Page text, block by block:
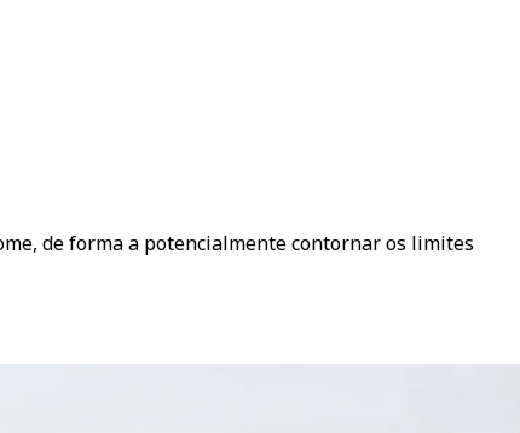
de forma a potencialmente contornar os limites